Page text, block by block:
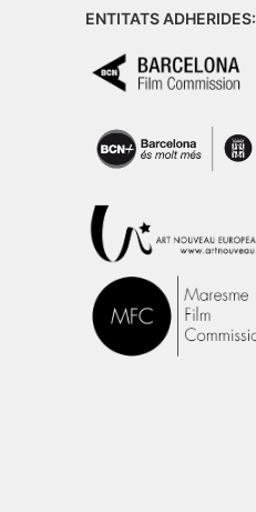
ENTITATS ADHERIDES: